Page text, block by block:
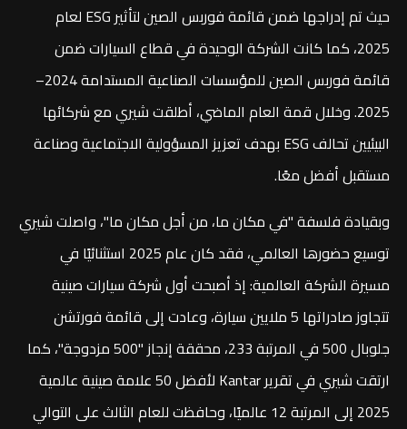
حيث تم إدراجها ضمن قائمة فوربس الصين لتأثير ESG لعام
2025، كما كانت الشركة الوحيدة في قطاع السيارات ضمن
قائمة فوربس الصين للمؤسسات الصناعية المستدامة 2024–
2025. وخلال قمة العام الماضي، أطلقت شيري مع شركائها
البيئيين تحالف ESG بهدف تعزيز المسؤولية الاجتماعية وصناعة
مستقبل أفضل معًا.
وبقيادة فلسفة "في مكان ما، من أجل مكان ما"، واصلت شيري
توسيع حضورها العالمي، فقد كان عام 2025 استثنائيًا في
مسيرة الشركة العالمية: إذ أصبحت أول شركة سيارات صينية
تتجاوز صادراتها 5 ملايين سيارة، وعادت إلى قائمة فورتشن
جلوبال 500 في المرتبة 233، محققة إنجاز "500 مزدوجة"، كما
ارتقت شيري في تقرير Kantar لأفضل 50 علامة صينية عالمية
2025 إلى المرتبة 12 عالميًا، وحافظت للعام الثالث على التوالي